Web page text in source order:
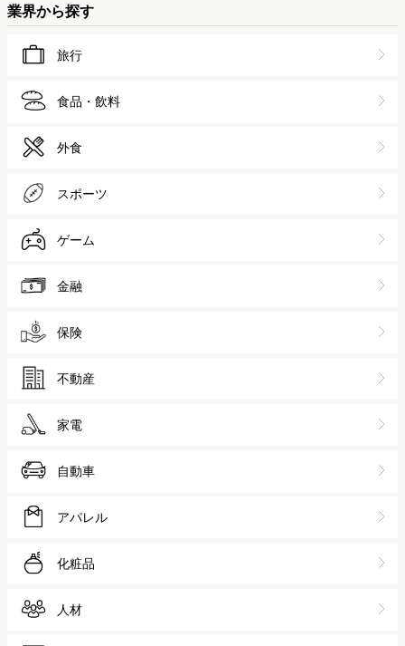
業界から探す
旅行
食品・飲料
外食
スポーツ
ゲーム
金融
保険
不動産
家電
自動車
アパレル
化粧品
人材